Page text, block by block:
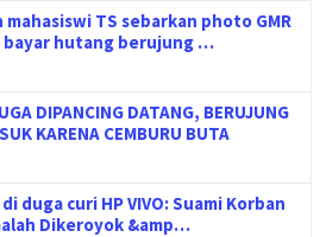
mahasiswi TS sebarkan photo GMR
hutang berujung …
DIPANCING DATANG, BERUJUNG
KARENA CEMBURU BUTA
duga curi HP VIVO: Suami Korban
Dikeroyok &amp…